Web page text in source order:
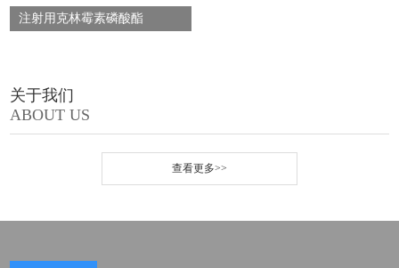
注射用克林霉素磷酸酯
关于我们
ABOUT US
查看更多>>